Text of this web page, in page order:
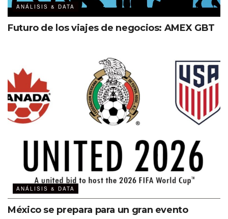
ANÁLISIS & DATA
Futuro de los viajes de negocios: AMEX GBT
ANÁLISIS & DATA
México se prepara para un gran evento